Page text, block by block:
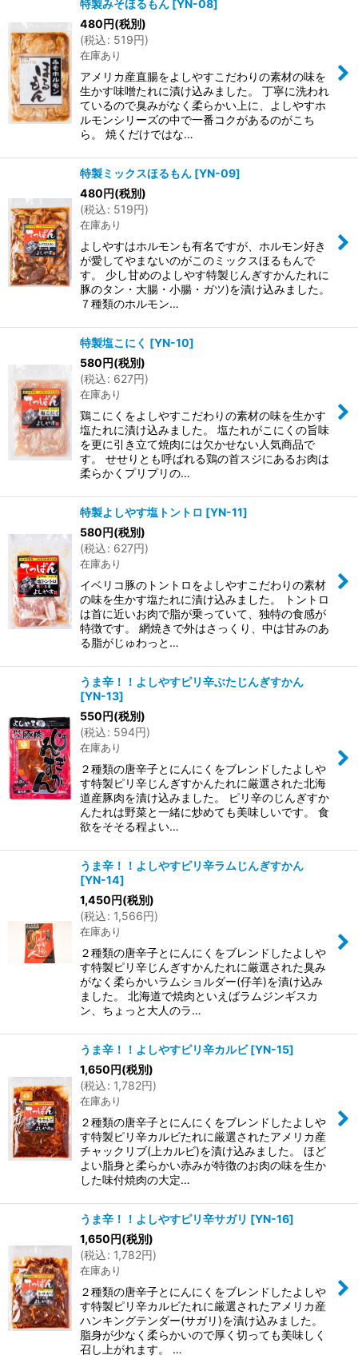
特製みそほるもん [YN-08]
480円(税別)
(税込: 519円)
在庫あり
アメリカ産直腸をよしやすこだわりの素材の味を
生かす味噌たれに漬け込みました。 丁寧に洗われ
ているので臭みがなく柔らかい上に、よしやすホ
ルモンシリーズの中で一番コクがあるのがこち
ら。 焼くだけではな…
特製ミックスほるもん [YN-09]
480円(税別)
(税込: 519円)
在庫あり
よしやすはホルモンも有名ですが、ホルモン好き
が愛してやまないのがこのミックスほるもんで
す。 少し甘めのよしやす特製じんぎすかんたれに
豚のタン・大腸・小腸・ガツ)を漬け込みました。
７種類のホルモン…
特製塩こにく [YN-10]
580円(税別)
(税込: 627円)
在庫あり
鶏こにくをよしやすこだわりの素材の味を生かす
塩たれに漬け込みました。 塩たれがこにくの旨味
を更に引き立て焼肉には欠かせない人気商品で
す。 せせりとも呼ばれる鶏の首スジにあるお肉は
柔らかくプリプリの…
特製よしやす塩トントロ [YN-11]
580円(税別)
(税込: 627円)
在庫あり
イベリコ豚のトントロをよしやすこだわりの素材
の味を生かす塩たれに漬け込みました。 トントロ
は首に近いお肉で脂が乗っていて、独特の食感が
特徴です。 網焼きで外はさっくり、中は甘みのあ
る脂がじゅわっと…
うま辛！！よしやすピリ辛ぶたじんぎすかん
[YN-13]
550円(税別)
(税込: 594円)
在庫あり
２種類の唐辛子とにんにくをブレンドしたよしや
す特製ピリ辛じんぎすかんたれに厳選された北海
道産豚肉を漬け込みました。 ピリ辛のじんぎすか
んたれは野菜と一緒に炒めても美味しいです。 食
欲をそそる程よい…
うま辛！！よしやすピリ辛ラムじんぎすかん
[YN-14]
1,450円(税別)
(税込: 1,566円)
在庫あり
２種類の唐辛子とにんにくをブレンドしたよしや
す特製ピリ辛じんぎすかんたれに厳選された臭み
がなく柔らかいラムショルダー(仔羊)を漬け込み
ました。 北海道で焼肉といえばラムジンギスカ
ン、ちょっと大人のラ…
うま辛！！よしやすピリ辛カルビ [YN-15]
1,650円(税別)
(税込: 1,782円)
在庫あり
２種類の唐辛子とにんにくをブレンドしたよしや
す特製ピリ辛カルビたれに厳選されたアメリカ産
チャックリブ(上カルビ)を漬け込みました。 ほど
よい脂身と柔らかい赤みが特徴のお肉の味を生か
した味付焼肉の大定…
うま辛！！よしやすピリ辛サガリ [YN-16]
1,650円(税別)
(税込: 1,782円)
在庫あり
２種類の唐辛子とにんにくをブレンドしたよしや
す特製ピリ辛カルビたれに厳選されたアメリカ産
ハンキングテンダー(サガリ)を漬け込みました。
脂身が少なく柔らかいので厚く切っても美味しく
召し上がれます。 …